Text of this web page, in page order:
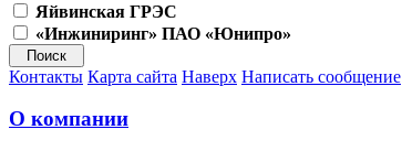
Яйвинская ГРЭС
«Инжиниринг» ПАО «Юнипро»
Контакты Карта сайта Наверх Написать сообщение
О компании